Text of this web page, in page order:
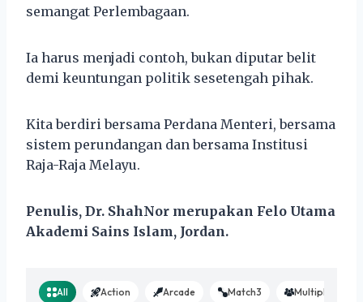
semangat Perlembagaan.
Ia harus menjadi contoh, bukan diputar belit
demi keuntungan politik sesetengah pihak.
Kita berdiri bersama Perdana Menteri, bersama
sistem perundangan dan bersama Institusi
Raja-Raja Melayu.
Penulis, Dr. ShahNor merupakan Felo Utama
Akademi Sains Islam, Jordan.